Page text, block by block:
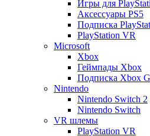
Игры для
Аксессуары PS5
Подписка
PlayStation VR
Microsoft
Xbox
Геймпады Xbox
Подписка Xbox
Nintendo
Nintendo Switch 2
Nintendo Switch
VR шлемы
PlayStation VR